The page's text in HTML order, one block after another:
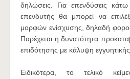
δηλώσεις. Για επενδύσεις
επενδυτής θα μπορεί να
μορφών ενίσχυσης, δηλαδή
Παρέχεται η δυνατότητα
επιδότησης με κάλυψη εγγυητικής
Ειδικότερα, το τελικό